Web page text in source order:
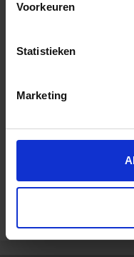
Voorkeuren
Statistieken
Marketing
Onze
+31 (0) 478 -
Andere Series van